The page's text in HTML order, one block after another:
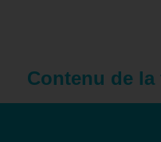
Contenu de